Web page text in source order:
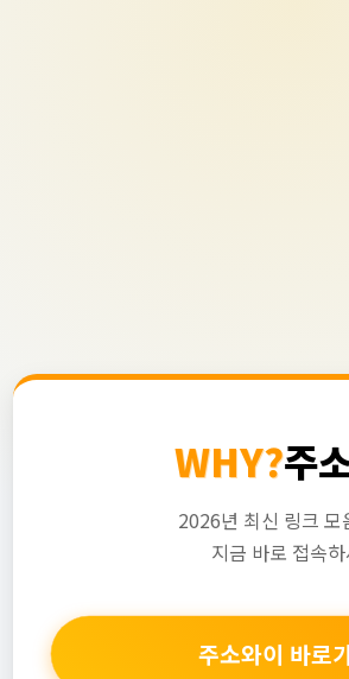
WHY?주
2026년 최신 링크 모
지금 바로 접속
주소와이 바로